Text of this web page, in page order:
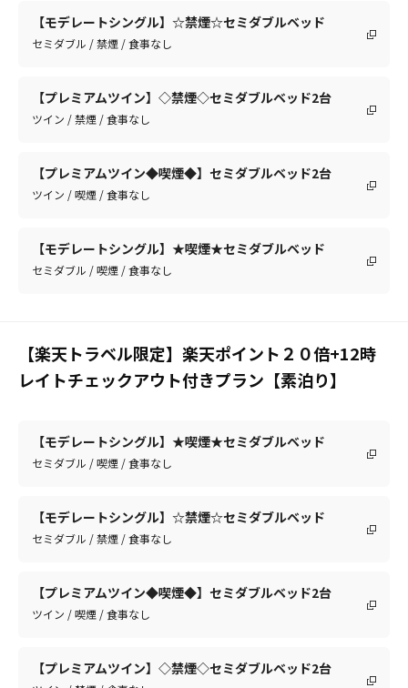
【モデレートシングル】☆禁煙☆セミダブルベッド
セミダブル / 禁煙 / 食事なし
【プレミアムツイン】◇禁煙◇セミダブルベッド2台
ツイン / 禁煙 / 食事なし
【プレミアムツイン◆喫煙◆】セミダブルベッド2台
ツイン / 喫煙 / 食事なし
【モデレートシングル】★喫煙★セミダブルベッド
セミダブル / 喫煙 / 食事なし
【楽天トラベル限定】楽天ポイント２０倍+12時
レイトチェックアウト付きプラン【素泊り】
【モデレートシングル】★喫煙★セミダブルベッド
セミダブル / 喫煙 / 食事なし
【モデレートシングル】☆禁煙☆セミダブルベッド
セミダブル / 禁煙 / 食事なし
【プレミアムツイン◆喫煙◆】セミダブルベッド2台
ツイン / 喫煙 / 食事なし
【プレミアムツイン】◇禁煙◇セミダブルベッド2台